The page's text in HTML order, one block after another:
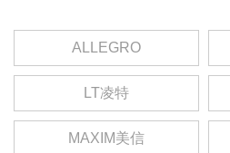
ALLEGRO
LT凌特
MAXIM美信